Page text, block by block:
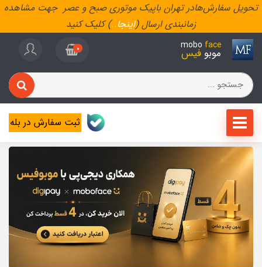
تحویل سفارش‌هادر تهران باپیک موتوری صبح و عصر جهت مشاهده
زمانبندی ارسال (اینجا..) کلیک کنید
mobo face
موبو فیس 0
ثبت سفارش در بله